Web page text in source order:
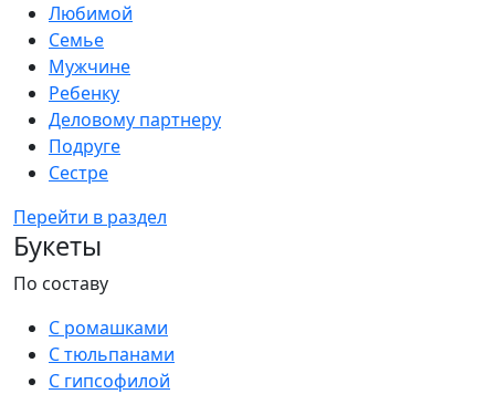
Любимой
Семье
Мужчине
Ребенку
Деловому партнеру
Подруге
Сестре
Перейти в раздел
Букеты
По составу
С ромашками
С тюльпанами
С гипсофилой